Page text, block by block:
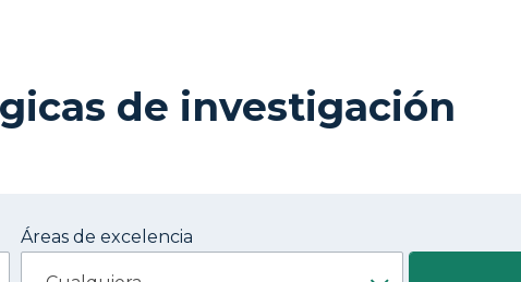
de investigación
Áreas de excelencia